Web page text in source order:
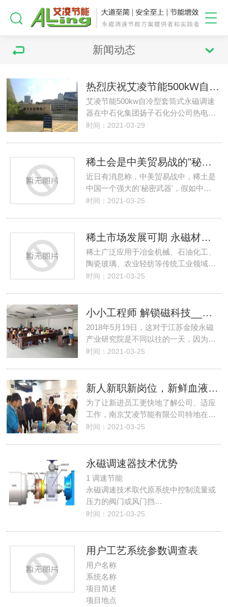
新闻动态
热烈庆祝艾凌节能500kW自冷型套筒式永磁调速器在中石化集团扬子石化分公司热电厂220t锅炉引风机上成功投运
艾凌节能500kw自冷型套筒式永磁调速
器在中石化集团扬子石化分公司热电…
时间：2021-03-29
稀土会是中美贸易战的"秘密武器"吗？
近日有消息称，中美贸易战中，稀土是
中国一个强大的'秘密武器'，假如中…
时间：2021-03-25
稀土市场发展可期 永磁材料需求凸显
稀土广泛应用于冶金机械、石油化工、
陶瓷玻璃、农业轻纺等传统工业领域…
时间：2021-03-25
小小工程师 解锁磁科技__江苏省工程学会小小工程师科普活动圆满落幕
2018年5月19日，这对于江苏金陵永磁
产业研究院是不同以往的一天，因为…
时间：2021-03-25
新人新职新岗位，新鲜血液新力量 --南京艾凌2018新员工培训侧记
为了让新进员工更快地了解公司、适应
工作，南京艾凌节能有限公司特地在…
时间：2021-03-25
永磁调速器技术优势
1 调速节能
永磁调速技术取代原系统中控制流量或
压力的阀门或风门挡…
时间：2021-03-25
用户工艺系统参数调查表
用户名称
系统名称
项目简述
项目地点